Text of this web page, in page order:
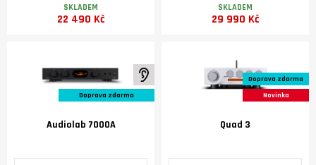
DALI. Masivní ozvučnice s
výztuhami a masivními nožkami je
reproduktorem s měkkou, ultra
lehkou kalotovou membránou o
průměru 29 mm. Vyznačuje se
frekvenčním rozsahem a širokým
SKLADEM
22 490 Kč
dedikovaným napájecím zdrojem
Neo PSU MK2. Základna je
motor pohání talíř
prostřednictvím referenčního
SKLADEM
29 990 Kč
K poslechu ve studiu
Doprava zdarma
Audiolab 7000A
Doprava zdarma
Novinka
Quad 3